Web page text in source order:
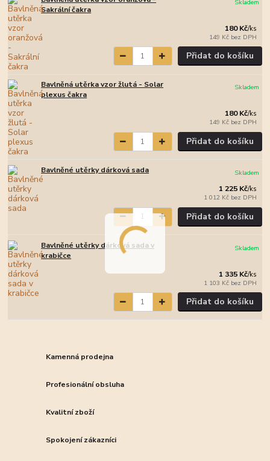
Sakrální čakra
180 Kč/ks
149 Kč bez DPH
Skladem
Přidat do košíku
Bavlněná utěrka vzor žlutá - Solar
plexus čakra
180 Kč/ks
149 Kč bez DPH
Skladem
Přidat do košíku
Bavlněné utěrky dárková sada
1 225 Kč/ks
1 012 Kč bez DPH
Skladem
Přidat do košíku
Bavlněné utěrky dárková sada v
krabičce
1 335 Kč/ks
1 103 Kč bez DPH
Skladem
Přidat do košíku
Kamenná prodejna
Profesionální obsluha
Kvalitní zboží
Spokojení zákazníci